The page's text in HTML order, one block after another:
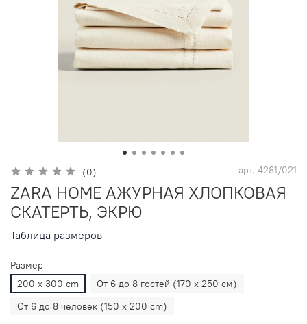
(0) арт. 4281/021
ZARA HOME АЖУРНАЯ ХЛОПКОВАЯ
СКАТЕРТЬ, ЭКРЮ
Таблица размеров
Размер
200 x 300 cm
От 6 до 8 гостей (170 x 250 см)
От 6 до 8 человек (150 x 200 cm)